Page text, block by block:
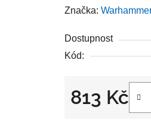
hodnocení
je
0,0
hvězdiček.
Značka:
Dostupnost
Kód:
813 Kč